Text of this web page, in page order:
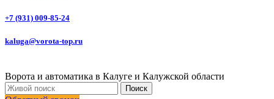
+7 (931) 009-85-24
kaluga@vorota-top.ru
Ворота и автоматика в Калуге и Калужской области
Поиск